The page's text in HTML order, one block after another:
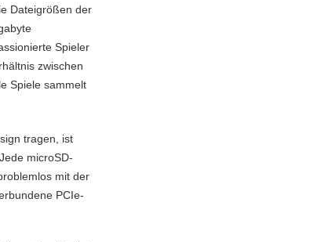
Dateigrößen der
Spieler
zwischen
Spiele sammelt
tragen, ist
microSD-
mit der
PCIe-